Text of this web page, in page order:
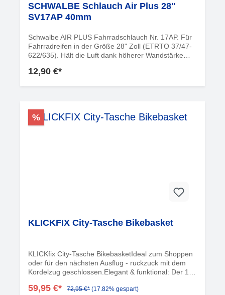
SCHWALBE Schlauch Air Plus 28"
SV17AP 40mm
Schwalbe AIR PLUS Fahrradschlauch Nr. 17AP. Für
Fahrradreifen in der Größe 28" Zoll (ETRTO 37/47-
622/635). Hält die Luft dank höherer Wandstärke
Schützt zudem überdurchschnittlich gut gegen
ReichshofDeutschlandinfo@schwalbe.com
12,90 €*
%
KLICKFIX City-Tasche Bikebasket
KLICKfix City-Tasche BikebasketIdeal zum Shoppen
oder für den nächsten Ausflug - ruckzuck mit dem
Kordelzug geschlossen.Elegant & funktional: Der 15 l
Mixed Dots Blue Design, faltbares Polyestergewebe
59,95 €* 72,95 €* (17.82% gespart)